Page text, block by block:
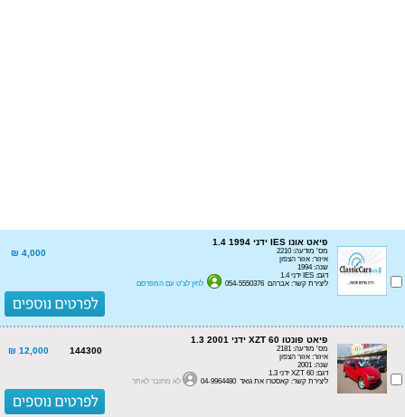
פיאט אונו IES ידני 1.4 1994
מס' מודעה: 2210
איזור: אזור הצפון
שנה: 1994
דגם: IES ידני 1.4
ליצירת קשר: אברהם 054-5550376
לחץ לצ'ט עם המפרסם
4,000 ₪
פיאט פונטו XZT 60 ידני 1.3 2001
מס' מודעה: 2181
איזור: אזור הצפון
שנה: 2001
דגם: XZT 60 ידני 1.3
ליצירת קשר: קאסטרו את גואד 04-9964480
לא מחובר לאתר
144300
12,000 ₪